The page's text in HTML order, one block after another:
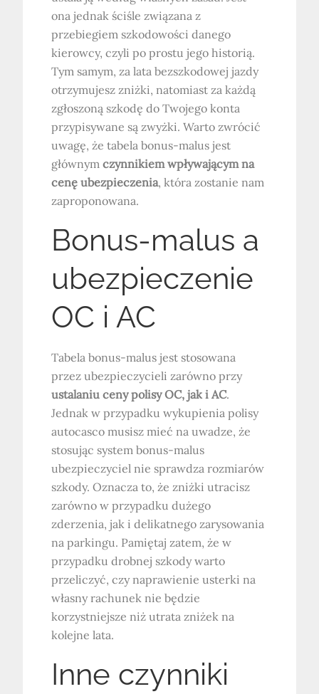
ona jednak ściśle związana z
przebiegiem szkodowości danego
kierowcy, czyli po prostu jego historią.
Tym samym, za lata bezszkodowej jazdy
otrzymujesz zniżki, natomiast za każdą
zgłoszoną szkodę do Twojego konta
przypisywane są zwyżki. Warto zwrócić
uwagę, że tabela bonus-malus jest
głównym czynnikiem wpływającym na
cenę ubezpieczenia, która zostanie nam
zaproponowana.
Bonus-malus a
ubezpieczenie
OC i AC
Tabela bonus-malus jest stosowana
przez ubezpieczycieli zarówno przy
ustalaniu ceny polisy OC, jak i AC.
Jednak w przypadku wykupienia polisy
autocasco musisz mieć na uwadze, że
stosując system bonus-malus
ubezpieczyciel nie sprawdza rozmiarów
szkody. Oznacza to, że zniżki utracisz
zarówno w przypadku dużego
zderzenia, jak i delikatnego zarysowania
na parkingu. Pamiętaj zatem, że w
przypadku drobnej szkody warto
przeliczyć, czy naprawienie usterki na
własny rachunek nie będzie
korzystniejsze niż utrata zniżek na
kolejne lata.
Inne czynniki